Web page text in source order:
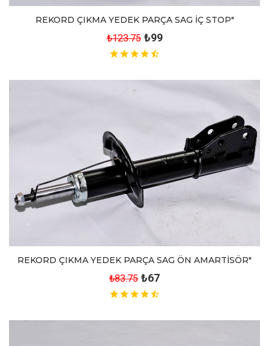
REKORD ÇIKMA YEDEK PARÇA SAG İÇ STOP"
₺123.75 ₺99
REKORD ÇIKMA YEDEK PARÇA SAG ÖN AMARTİSÖR"
₺83.75 ₺67